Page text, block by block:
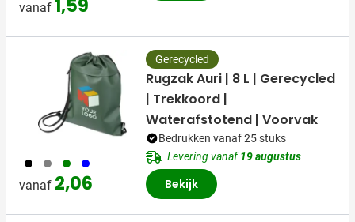
vanaf 1,59
001 003 004 005
vanaf 2,06
Gerecycled
Rugzak Auri | 8 L | Gerecycled
| Trekkoord |
Waterafstotend | Voorvak
Bedrukken vanaf 25 stuks
Levering vanaf19 augustus
Bekijk